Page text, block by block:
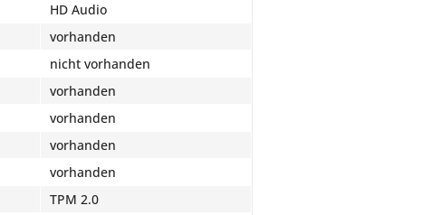
HD Audio
vorhanden
nicht vorhanden
vorhanden
vorhanden
vorhanden
vorhanden
TPM 2.0